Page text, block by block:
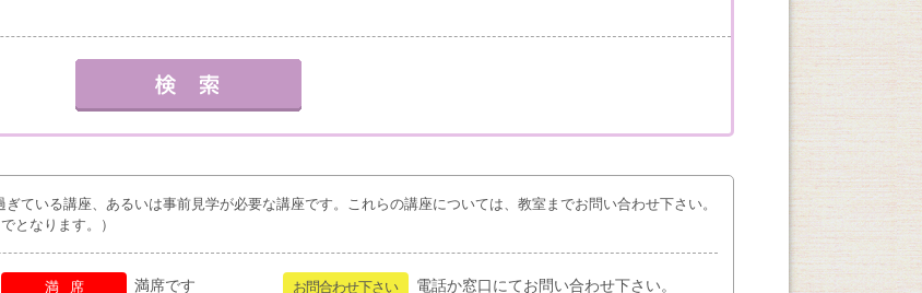
ている講座、あるいは事前見学が必要な講座です。これらの講座については、教室までお問い合わせ下さい。
となります。）
満席 満席です お問合わせ下さい 電話か窓口にてお問い合わせ下さい。